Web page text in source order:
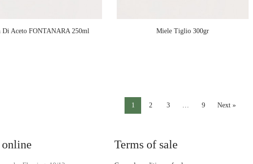
Di Aceto FONTANARA 250ml Miele Tiglio 300gr
1 2 3 … 9 Next »
online Terms of sale